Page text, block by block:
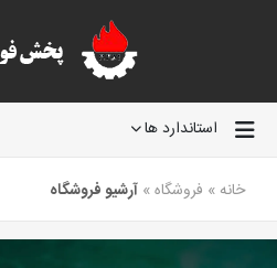
استاندارد ها
خانه » فروشگاه» آرشیو فروشگاه